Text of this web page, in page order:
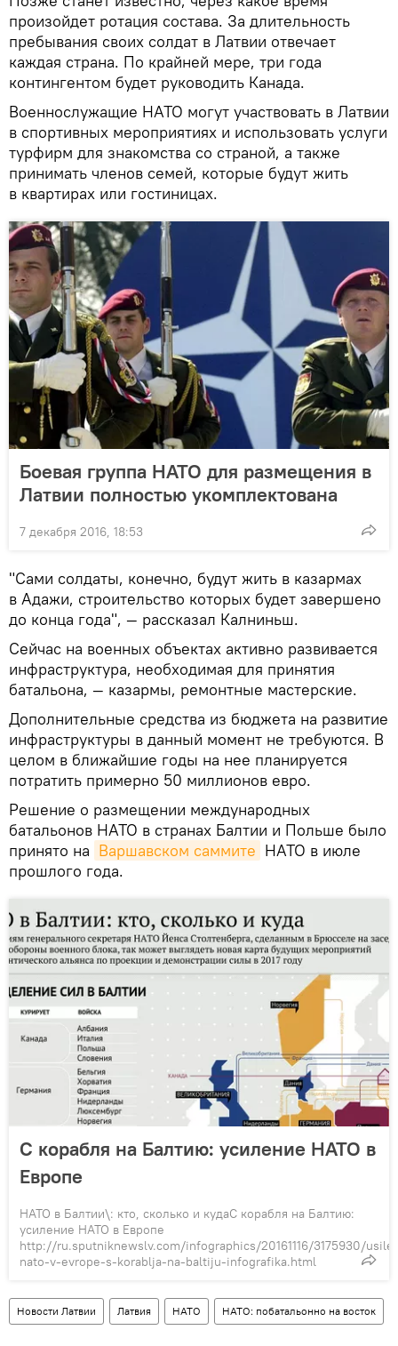
произойдет ротация состава. За длительность
пребывания своих солдат в Латвии отвечает
каждая страна. По крайней мере, три года
контингентом будет руководить Канада.
Военнослужащие НАТО могут участвовать в Латвии
в спортивных мероприятиях и использовать услуги
турфирм для знакомства со страной, а также
принимать членов семей, которые будут жить
в квартирах или гостиницах.
Боевая группа НАТО для размещения в
Латвии полностью укомплектована
7 декабря 2016, 18:53
"Сами солдаты, конечно, будут жить в казармах
в Адажи, строительство которых будет завершено
до конца года", — рассказал Калниньш.
Сейчас на военных объектах активно развивается
инфраструктура, необходимая для принятия
батальона, — казармы, ремонтные мастерские.
Дополнительные средства из бюджета на развитие
инфраструктуры в данный момент не требуются. В
целом в ближайшие годы на нее планируется
потратить примерно 50 миллионов евро.
Решение о размещении международных
батальонов НАТО в странах Балтии и Польше было
принято на Варшавском саммите НАТО в июле
прошлого года.
С корабля на Балтию: усиление НАТО в
Европе
НАТО в Балтии\: кто, сколько и кудаС корабля на Балтию:
усиление НАТО в Европе
http://ru.sputniknewslv.com/infographics/20161116/3175930/
nato-v-evrope-s-korablja-na-baltiju-infografika.html
Новости Латвии Латвия НАТО НАТО: побатальонно на восток